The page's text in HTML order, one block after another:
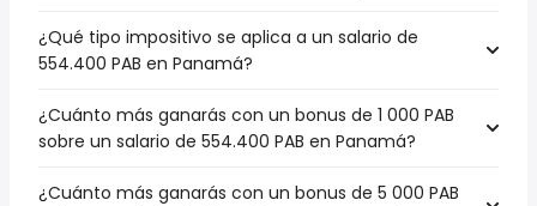
¿Qué tipo impositivo se aplica a un salario de
554.400 PAB en Panamá?
¿Cuánto más ganarás con un bonus de 1 000 PAB
sobre un salario de 554.400 PAB en Panamá?
¿Cuánto más ganarás con un bonus de 5 000 PAB